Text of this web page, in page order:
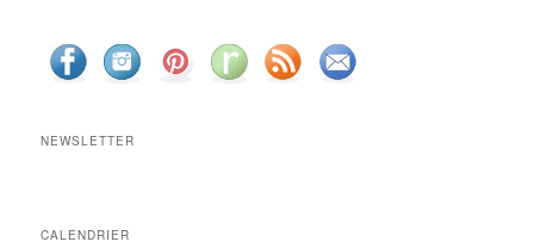
NEWSLETTER
CALENDRIER